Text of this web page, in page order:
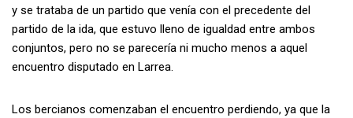
y se trataba de un partido que venía con el precedente del
partido de la ida, que estuvo lleno de igualdad entre ambos
conjuntos, pero no se parecería ni mucho menos a aquel
encuentro disputado en Larrea.
Los bercianos comenzaban el encuentro perdiendo, ya que la